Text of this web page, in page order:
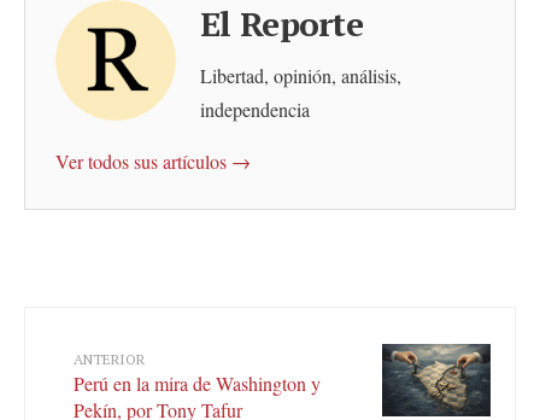
El Reporte
Libertad, opinión, análisis,
independencia
Ver todos sus artículos →
ANTERIOR
Perú en la mira de Washington y
Pekín, por Tony Tafur